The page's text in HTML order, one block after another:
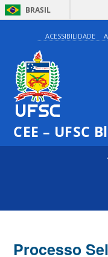
BRASIL
ACESSIBILIDADE
CEE – UFSC
Processo